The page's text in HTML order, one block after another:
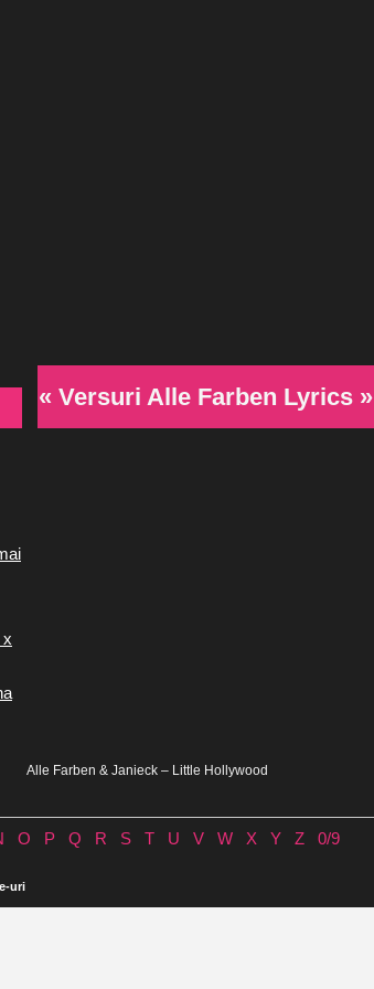
« Versuri Alle Farben Lyrics »
Alle Farben & Janieck – Little Hollywood
x
O P Q R S T U V W X Y Z 0/9
uri